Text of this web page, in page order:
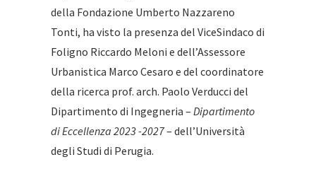
della Fondazione Umberto Nazzareno
Tonti, ha visto la presenza del ViceSindaco di
Foligno Riccardo Meloni e dell’Assessore
Urbanistica Marco Cesaro e del coordinatore
della ricerca prof. arch. Paolo Verducci del
Dipartimento di Ingegneria – Dipartimento
di Eccellenza 2023 -2027– dell’Università
degli Studi di Perugia.